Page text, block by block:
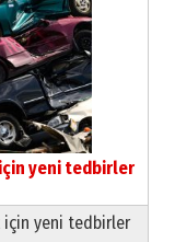
için yeni tedbirler
için yeni tedbirler